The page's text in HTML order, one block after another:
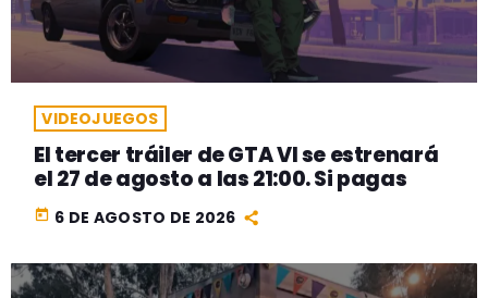
VIDEOJUEGOS
El tercer tráiler de GTA VI se estrenará
el 27 de agosto a las 21:00. Si pagas
today 6 DE AGOSTO DE 2026